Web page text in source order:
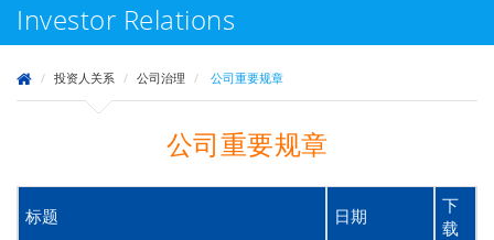
Investor Relations
投资人关系 公司治理 公司重要规章
公司重要规章
标题 日期
下
载